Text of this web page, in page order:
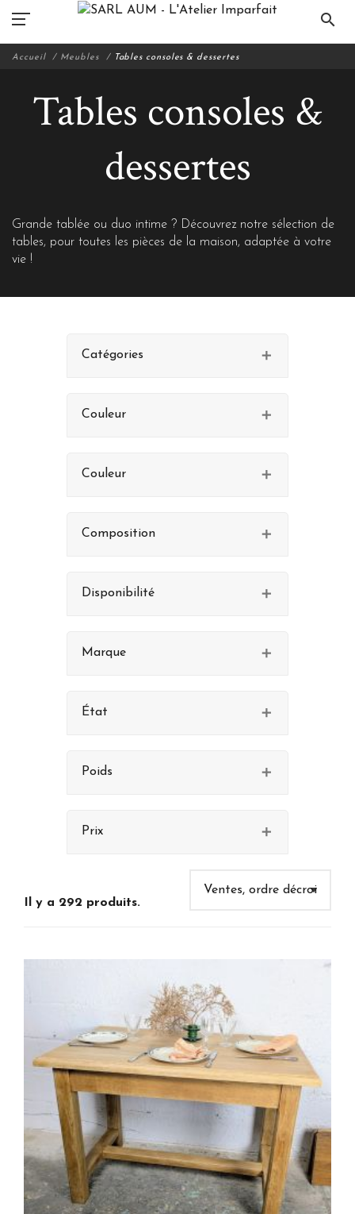
search
Accueil Meubles Tables consoles & dessertes
Tables consoles &
dessertes
Grande tablée ou duo intime ? Découvrez notre sélection de
tables, pour toutes les pièces de la maison, adaptée à votre
vie !
Catégories
Couleur
Couleur
Composition
Disponibilité
Marque
État
Poids
Prix
Il y a 292 produits.